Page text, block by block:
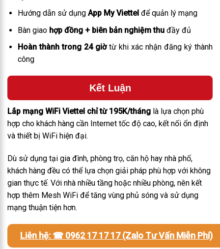
Hướng dẫn sử dụng App My Viettel để quản lý mạng
Bàn giao hợp đồng + biên bản nghiệm thuđầy đủ
Hoàn thành trong 24 giờtừ khi xác nhận đăng ký thành
công
Kết Luận
Lắp mạng WiFi Viettel chỉ từ 195K/tháng là lựa chọn phù
hợp cho khách hàng cần Internet tốc độ cao, kết nối ổn định
và thiết bị WiFi hiện đại.
Dù sử dụng tại gia đình, phòng trọ, căn hộ hay nhà phố,
khách hàng đều có thể lựa chọn giải pháp phù hợp với không
gian thực tế. Với nhà nhiều tầng hoặc nhiều phòng, nên kết
hợp thêm Mesh WiFi để tăng vùng phủ sóng và sử dụng
mạng thuận tiện hơn.
Liên hệ: ☎ 0962 17 17 17 (Zalo Tư Vấn Miễn Phí)